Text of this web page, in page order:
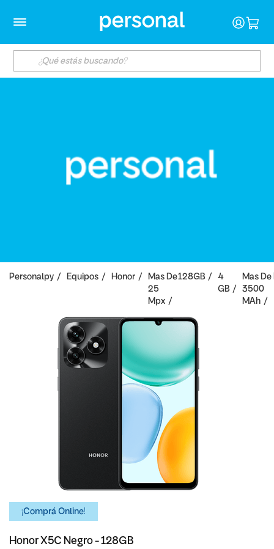
Personalpy Equipos Honor
Mas De
25
Mpx
128GB
4
GB
Mas De
3500
MAh
¡Comprá Online!
Honor X5C Negro - 128GB